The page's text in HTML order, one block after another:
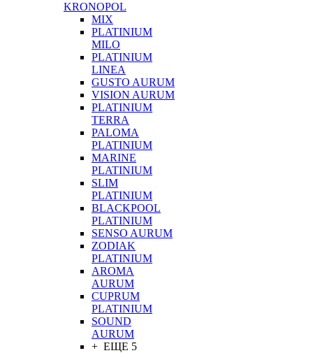
KRONOPOL
MIX
PLATINIUM
MILO
PLATINIUM
LINEA
GUSTO AURUM
VISION AURUM
PLATINIUM
TERRA
PALOMA
PLATINIUM
MARINE
PLATINIUM
SLIM
PLATINIUM
BLACKPOOL
PLATINIUM
SENSO AURUM
ZODIAK
PLATINIUM
AROMA
AURUM
CUPRUM
PLATINIUM
SOUND
AURUM
+ ЕЩЕ 5